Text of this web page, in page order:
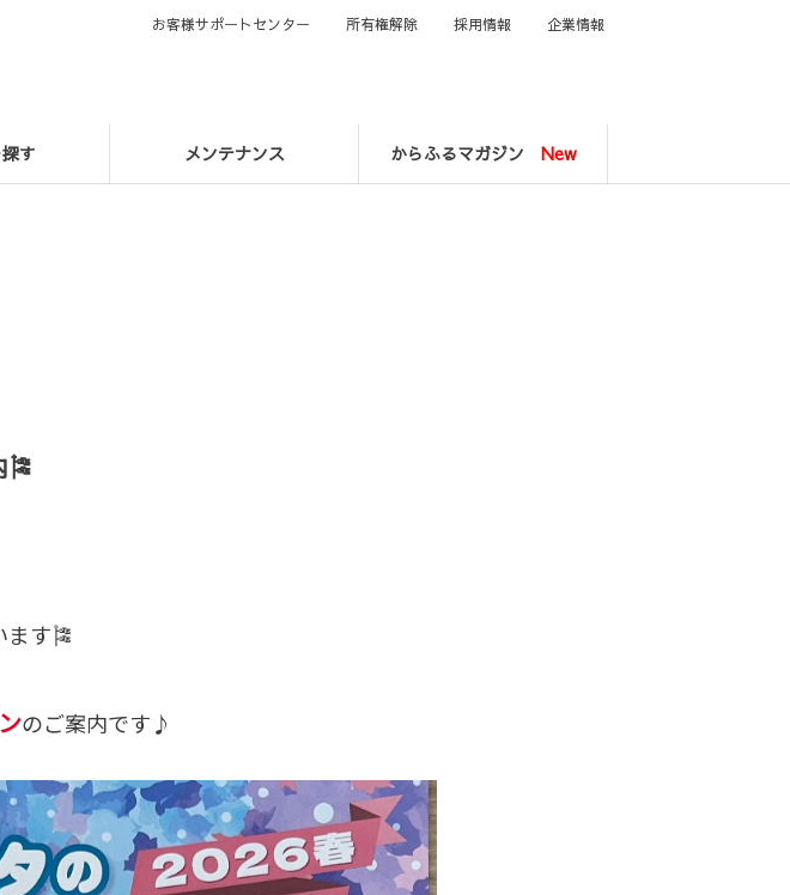
す メンテナンス からふるマガジン New
お客様サポートセンター 所有権解除 採用情報 企業情報
🎏
す🎏
のご案内です♪